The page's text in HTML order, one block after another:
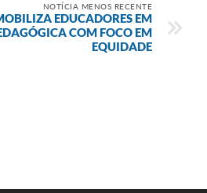
NOTÍCIA MENOS RECENTE
EDUCADORES EM
COM FOCO EM
EQUIDADE